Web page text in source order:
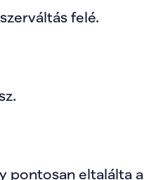
felé.
pontosan eltalálta a